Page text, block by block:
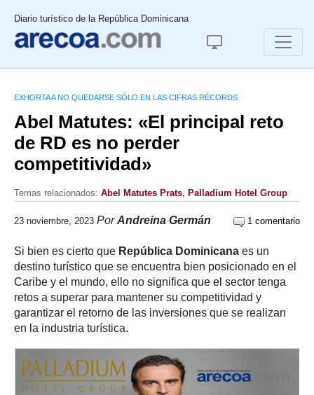
Diario turístico de la República Dominicana
EXHORTA A NO QUEDARSE SÓLO EN LAS CIFRAS RÉCORDS
Abel Matutes: «El principal reto
de RD es no perder
competitividad»
Temas relacionados: Abel Matutes Prats, Palladium Hotel Group
23 noviembre, 2023 PorAndreina Germán 1 comentario
Si bien es cierto que República Dominicana es un
destino turístico que se encuentra bien posicionado en el
Caribe y el mundo, ello no significa que el sector tenga
retos a superar para mantener su competitividad y
garantizar el retorno de las inversiones que se realizan
en la industria turística.